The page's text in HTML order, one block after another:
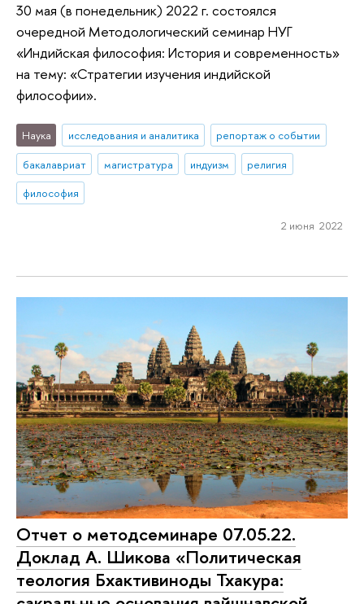
30 мая (в понедельник) 2022 г. состоялся
очередной Методологический семинар НУГ
«Индийская философия: История и современность»
на тему: «Стратегии изучения индийской
философии».
Наука исследования и аналитика
репортаж о событии
бакалавриат
магистратура индуизм
религия
философия
2 июня 2022
Отчет о методсеминаре 07.05.22.
Доклад А. Шикова «Политическая
теология Бхактивиноды Тхакура: